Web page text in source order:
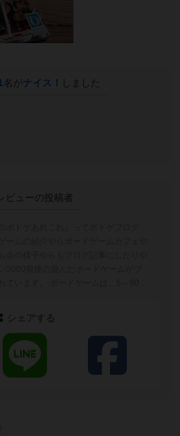
名がナイス！ しました
ビューの投稿者
シェアする